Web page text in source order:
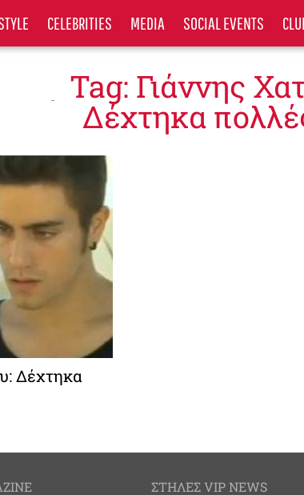
CELEBRITIES MEDIA SOCIAL EVENTS
Tag: Γιάννης
Δέχτηκα
Δέχτηκα
ΣΤΗΛΕΣ VIP NEWS